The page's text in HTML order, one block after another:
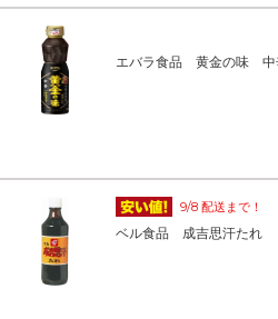
エバラ食品 黄金の味
9/8 配送まで！
ベル食品 成吉思汗たれ